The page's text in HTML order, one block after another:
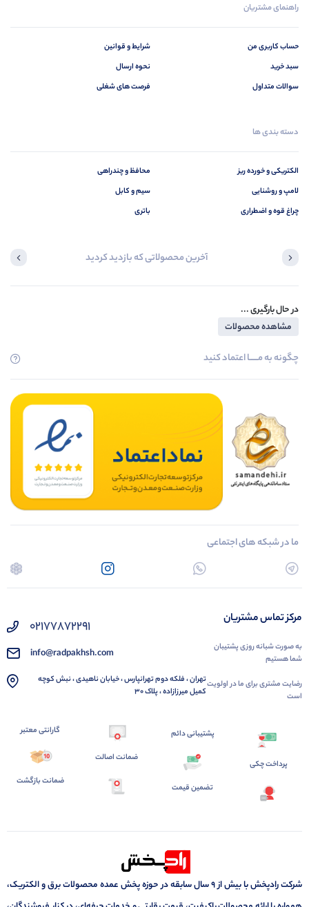
راهنمای مشتریان
حساب کاربری من
سبد خرید
سوالات متداول
شرایط و قوانین
نحوه ارسال
فرصت های شغلی
دسته بندی ها
الکتریکی و خورده ریز
لامپ و روشنایی
چراغ قوه و اضطراری
محافظ و چندراهی
سیم و کابل
باتری
آخرین محصولاتی که بازدید کردید
در حال بارگیری ...
مشاهده محصولات
چگونه به مــــــا اعتماد کنید
ما در شبکه های اجتماعی
مرکز تماس مشتریان
به صورت شبانه روزی پشتیبان
شما هستیم
رضایت مشتری برای ما در اولویت
است
02177872291
info@radpakhsh.com
تهران ، فلکه دوم تهرانپارس ، خیابان ناهیدی ، نبش کوچه
کمیل میرزازاده ، پلاک 30
پرداخت چکی
پشتیبانی دائم
تضمین قیمت
ضمانت اصالت
گارانتی معتبر
ضمانت بازگشت
شرکت رادپخش با بیش از ۹ سال سابقه در حوزه پخش عمده محصولات برق و الکتریک،